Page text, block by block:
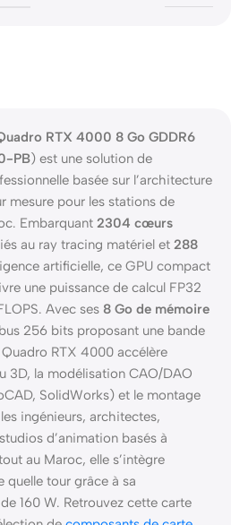
RTX 4000 8 Go GDDR6
PB) est une solution de
basée sur l’architecture
mesure pour les stations de
Embarquant 2304 cœurs
au ray tracing matériel et 288
artificielle, ce GPU compact
une puissance de calcul FP32
Avec ses 8 Go de mémoire
256 bits proposant une bande
RTX 4000 accélère
3D, la modélisation CAO/DAO
SolidWorks) et le montage
ingénieurs, architectes,
d’animation basés à
au Maroc, elle s’intègre
quelle tour grâce à sa
160 W. Retrouvez cette carte